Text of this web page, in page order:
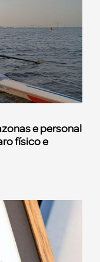
e personal
físico e